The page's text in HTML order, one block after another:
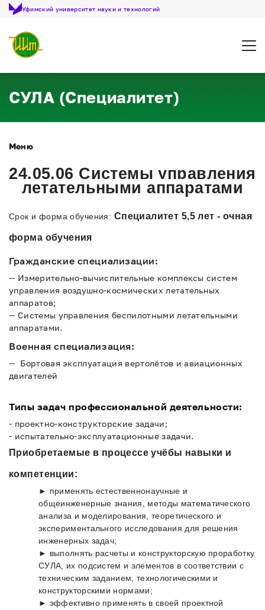
Уфимский университет науки и технологий
СУЛА (Специалитет)
Меню
24.05.06 Системы управления
летательными аппаратами
Срок и форма обучения: Cпециалитет 5,5 лет - очная
форма обучения
Гражданские специализации:
-- Измерительно-вычислительные комплексы систем
управления воздушно-космических летательных
аппаратов;
-- Системы управления беспилотными летательными
аппаратами.
Военная специализация:
-- Бортовая эксплуатация вертолётов и авиационных
двигателей
Типы задач профессиональной деятельности:
- проектно-конструкторские задачи;
- испытательно-эксплуатационные задачи.
Приобретаемые в процессе учёбы навыки и
компетенции:
► применять естественнонаучные и
общеинженерные знания, методы математического
анализа и моделирования, теоретического и
экспериментального исследования для решения
инженерных задач;
► выполнять расчеты и конструкторскую проработку
СУЛА, их подсистем и элементов в соответствии с
техническим заданием, технологическими и
конструкторскими нормами;
► эффективно применять в своей проектной